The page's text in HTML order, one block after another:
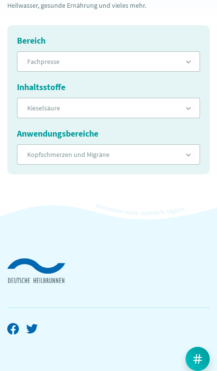
Heilwasser, gesunde Ernährung und vieles mehr.
Bereich
Fachpresse
Inhaltsstoffe
Kieselsäure
Anwendungsbereiche
Kopfschmerzen und Migräne